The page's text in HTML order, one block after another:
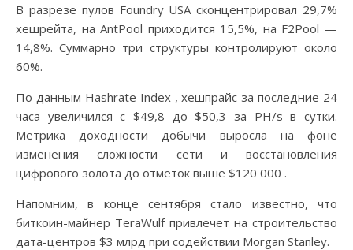
В разрезе пулов Foundry USA сконцентрировал 29,7%
хешрейта, на AntPool приходится 15,5%, на F2Pool —
14,8%. Суммарно три структуры контролируют около
60%.
По данным Hashrate Index , хешпрайс за последние 24
часа увеличился с $49,8 до $50,3 за PH/s в сутки.
Метрика доходности добычи выросла на фоне
изменения сложности сети и восстановления
цифрового золота до отметок выше $120 000 .
Напомним, в конце сентября стало известно, что
биткоин-майнер TeraWulf привлечет на строительство
дата-центров $3 млрд при содействии Morgan Stanley.